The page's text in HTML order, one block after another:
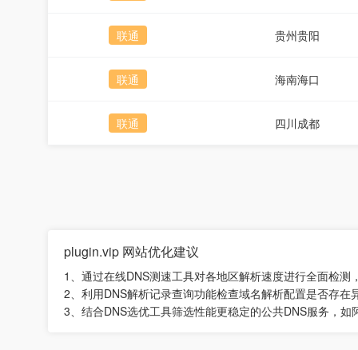
联通 贵州贵阳
联通 海南海口
联通 四川成都
plugin.vip 网站优化建议
1、通过在线DNS测速工具对各地区解析速度进行全面检
2、利用DNS解析记录查询功能检查域名解析配置是否存
3、结合DNS选优工具筛选性能更稳定的公共DNS服务，